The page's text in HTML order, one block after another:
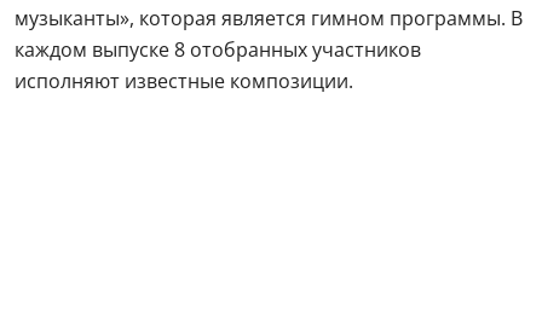
музыканты», которая является гимном программы. В
каждом выпуске 8 отобранных участников
исполняют известные композиции.